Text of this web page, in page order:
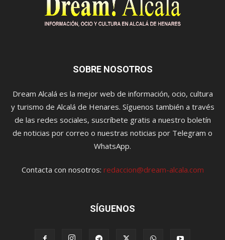
SOBRE NOSOTROS
Dream Alcalá es la mejor web de información, ocio, cultura
y turismo de Alcalá de Henares. Síguenos también a través
de las redes sociales, suscríbete gratis a nuestro boletín
de noticias por correo o nuestras noticias por Telegram o
WhatsApp.
Contacta con nosotros: redaccion@dream-alcala.com
SÍGUENOS